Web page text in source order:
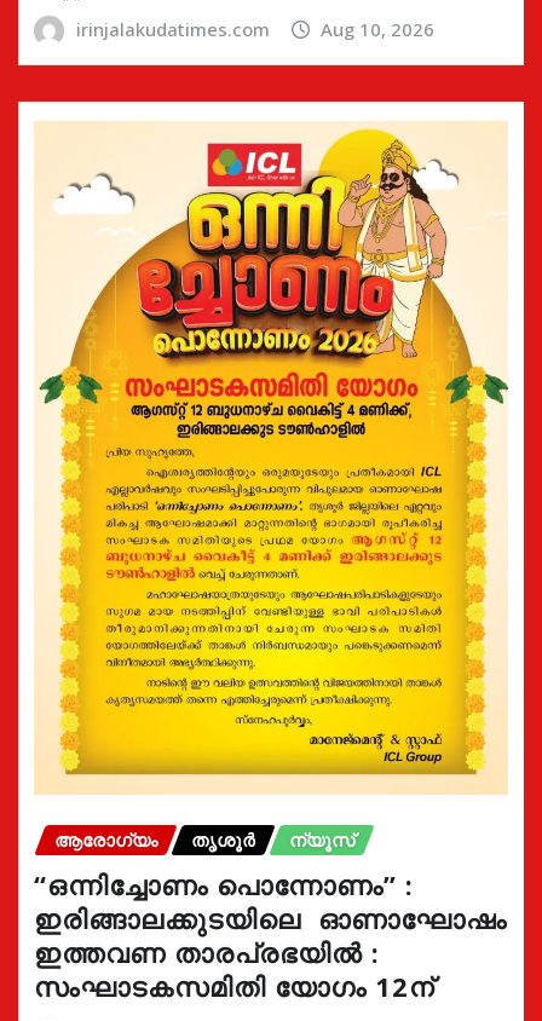
irinjalakudatimes.com Aug 10, 2026
ആരോഗ്യം തൃശൂർ ന്യൂസ്
“ഒന്നിച്ചോണം പൊന്നോണം” :
ഇരിങ്ങാലക്കുടയിലെ ഓണാഘോഷം
ഇത്തവണ താരപ്രഭയിൽ :
സംഘാടകസമിതി യോഗം 12ന്